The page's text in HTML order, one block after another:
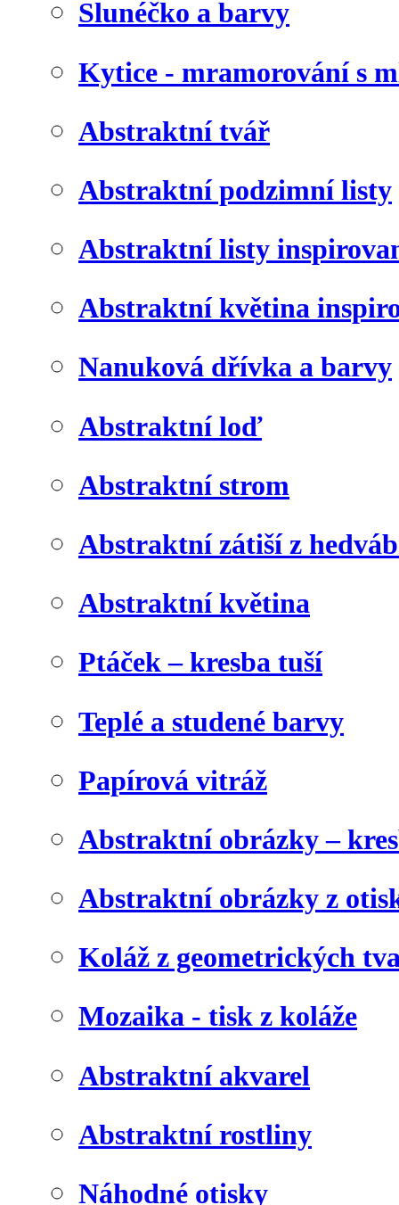
Slunéčko a barvy
Kytice - mramorování s
Abstraktní tvář
Abstraktní podzimní listy
Abstraktní listy
Abstraktní květina
Nanuková dřívka a barvy
Abstraktní loď
Abstraktní strom
Abstraktní zátiší z
Abstraktní květina
Ptáček – kresba tuší
Teplé a studené barvy
Papírová vitráž
Abstraktní obrázky –
Abstraktní obrázky z
Koláž z geometrických
Mozaika - tisk z koláže
Abstraktní akvarel
Abstraktní rostliny
Náhodné otisky